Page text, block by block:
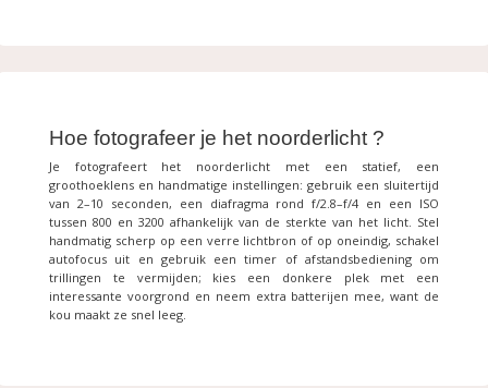
Hoe fotografeer je het noorderlicht ?
Je fotografeert het noorderlicht met een statief, een
groothoeklens en handmatige instellingen: gebruik een sluitertijd
van 2–10 seconden, een diafragma rond f/2.8–f/4 en een ISO
tussen 800 en 3200 afhankelijk van de sterkte van het licht. Stel
handmatig scherp op een verre lichtbron of op oneindig, schakel
autofocus uit en gebruik een timer of afstandsbediening om
trillingen te vermijden; kies een donkere plek met een
interessante voorgrond en neem extra batterijen mee, want de
kou maakt ze snel leeg.